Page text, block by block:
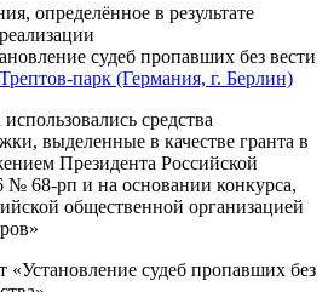
определённое в результате
судеб пропавших без вести
Трептов-парк (Германия, г. Берлин)
средства
выделенные в качестве гранта в
Президента Российской
№ 68-рп и на основании конкурса,
общественной организацией
судеб пропавших без